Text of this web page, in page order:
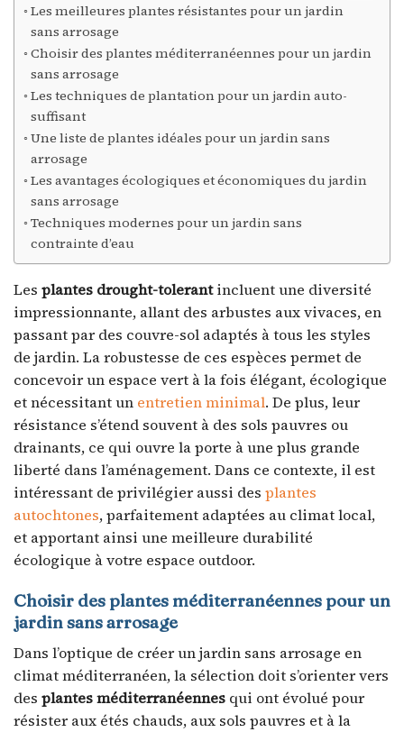
Les meilleures plantes résistantes pour un jardin
sans arrosage
Choisir des plantes méditerranéennes pour un jardin
sans arrosage
Les techniques de plantation pour un jardin auto-
suffisant
Une liste de plantes idéales pour un jardin sans
arrosage
Les avantages écologiques et économiques du jardin
sans arrosage
Techniques modernes pour un jardin sans
contrainte d’eau
Les plantes drought-tolerantincluent une diversité
impressionnante, allant des arbustes aux vivaces, en
passant par des couvre-sol adaptés à tous les styles
de jardin. La robustesse de ces espèces permet de
concevoir un espace vert à la fois élégant, écologique
et nécessitant un entretien minimal. De plus, leur
résistance s’étend souvent à des sols pauvres ou
drainants, ce qui ouvre la porte à une plus grande
liberté dans l’aménagement. Dans ce contexte, il est
intéressant de privilégier aussi des plantes
autochtones, parfaitement adaptées au climat local,
et apportant ainsi une meilleure durabilité
écologique à votre espace outdoor.
Choisir des plantes méditerranéennes pour un
jardin sans arrosage
Dans l’optique de créer un jardin sans arrosage en
climat méditerranéen, la sélection doit s’orienter vers
des plantes méditerranéennes qui ont évolué pour
résister aux étés chauds, aux sols pauvres et à la